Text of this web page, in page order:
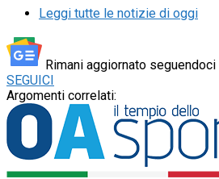
Leggi tutte le notizie di oggi
Rimani aggiornato
SEGUICI
Argomenti correlati: